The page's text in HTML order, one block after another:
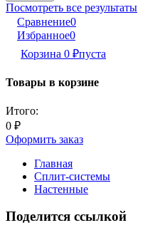
Посмотреть все результаты
Сравнение0
Избранное0
Корзина 0 ₽пуста
Товары в корзине
Итого:
0 ₽
Оформить заказ
Главная
Сплит-системы
Настенные
Поделится ссылкой